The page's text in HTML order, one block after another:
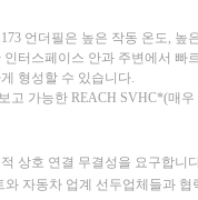
언더필은 높은 작동 온도,
터스페이스 안과 주변에서 빠
형성할 수 있습니다.
가능한 REACH SVHC*(매
상호 연결 무결성을 요구합니
자동차 업계 선두업체들과